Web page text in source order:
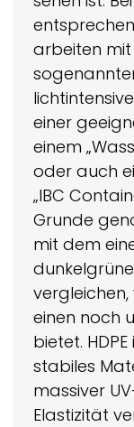
arbeiten mit
einer
einem
oder auch
„IBC
Grunde
mit dem
einen noch
bietet.
stabiles
massiver
Elastizität